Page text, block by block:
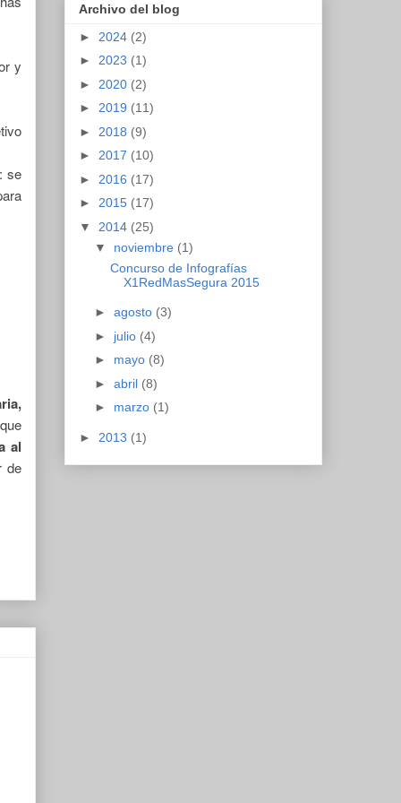
y
: se
al
de
Archivo del blog
► 2024 (2)
► 2023 (1)
► 2020 (2)
► 2019 (11)
► 2018 (9)
► 2017 (10)
► 2016 (17)
► 2015 (17)
▼ 2014 (25)
▼ noviembre (1)
Concurso de Infografías
X1RedMasSegura 2015
► agosto (3)
► julio (4)
► mayo (8)
► abril (8)
► marzo (1)
► 2013 (1)